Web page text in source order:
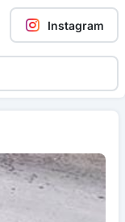
Instagram